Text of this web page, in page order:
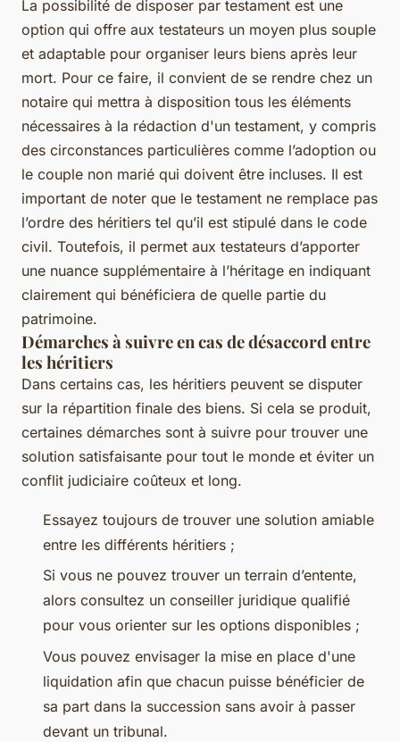
La possibilité de disposer par testament est une
option qui offre aux testateurs un moyen plus souple
et adaptable pour organiser leurs biens après leur
mort. Pour ce faire, il convient de se rendre chez un
notaire qui mettra à disposition tous les éléments
nécessaires à la rédaction d'un testament, y compris
des circonstances particulières comme l’adoption ou
le couple non marié qui doivent être incluses. Il est
important de noter que le testament ne remplace pas
l’ordre des héritiers tel qu’il est stipulé dans le code
civil. Toutefois, il permet aux testateurs d’apporter
une nuance supplémentaire à l’héritage en indiquant
clairement qui bénéficiera de quelle partie du
patrimoine.
Démarches à suivre en cas de désaccord entre
les héritiers
Dans certains cas, les héritiers peuvent se disputer
sur la répartition finale des biens. Si cela se produit,
certaines démarches sont à suivre pour trouver une
solution satisfaisante pour tout le monde et éviter un
conflit judiciaire coûteux et long.
Essayez toujours de trouver une solution amiable
entre les différents héritiers ;
Si vous ne pouvez trouver un terrain d’entente,
alors consultez un conseiller juridique qualifié
pour vous orienter sur les options disponibles ;
Vous pouvez envisager la mise en place d'une
liquidation afin que chacun puisse bénéficier de
sa part dans la succession sans avoir à passer
devant un tribunal.